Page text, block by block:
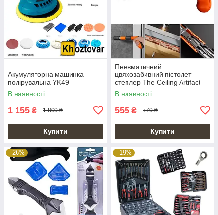
Акумуляторна машинка
полірувальна YK49
В наявності
1 155 ₴ 1 800 ₴
Купити
Пневматичний
цвяхозабивний пістолет
степлер The Ceiling Artifact
В наявності
555 ₴ 770 ₴
Купити
–26% –19%